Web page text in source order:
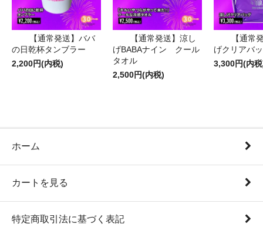
【通常発送】ババ
の日乾杯タンブラー
2,200円(内税)
【通常発送】涼し
げBABAナイン クール
タオル
2,500円(内税)
【通常
げクリアバ
3,300円(内
ホーム
カートを見る
特定商取引法に基づく表記